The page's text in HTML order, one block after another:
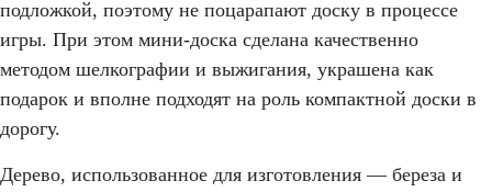
подложкой, поэтому не поцарапают доску в процессе
игры. При этом мини-доска сделана качественно
методом шелкографии и выжигания, украшена как
подарок и вполне подходят на роль компактной доски в
дорогу.
Дерево, использованное для изготовления — береза и